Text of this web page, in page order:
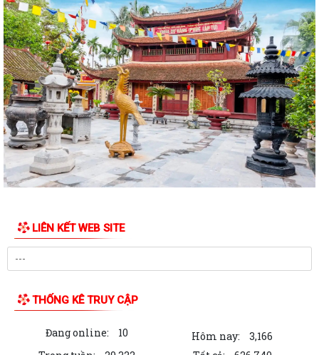
TOÀN TỔ CHỨC CHI BỘ, TỔ DÂN PHỐ
UBND PHƯỜNG CHU VĂN AN TRIỂN KHAI CÔNG TÁC ĐO ĐẠC, LẬP BẢN
ĐỒ ĐỊA CHÍNH VÀ THU GIÁ DỊCH VỤ THU GOM,...
PHƯỜNG CHU VĂN AN PHÁT ĐỘNG TOÀN DÂN LUYỆN TẬP MÔN BƠI,
PHÒNG CHỐNG ĐUỐI NƯỚC VÀ TỔ CHỨC GIẢI BƠI...
Thông báo Về việc giới thiệu chức danh và chữ ký của Chủ tịch, Phó
Chủ tịch Ủy ban nhân dân phường...
Quyết định Về việc ban hành Quy chế làm việc của Ủy ban nhân dân
phường Chu Văn An nhiệm kỳ 2026 -...
Thông báo Công khai số điện thoại của của đồng chí Bí thư Đảng uỷ,
Phó Bí thư Đảng uỷ; Chủ tịch,...
Chương trình Làm việc của Ủy ban nhân dân phường Chu Văn An năm
2026
Báo cáo Tình hình phát triển kinh tế - xã hội tháng 5 và 5 tháng đầu
năm, một số nhiệm vụ trọng tâm...
LIÊN KẾT WEB SITE
THỐNG KÊ TRUY CẬP
Đang online: 10 Hôm nay:
3,166